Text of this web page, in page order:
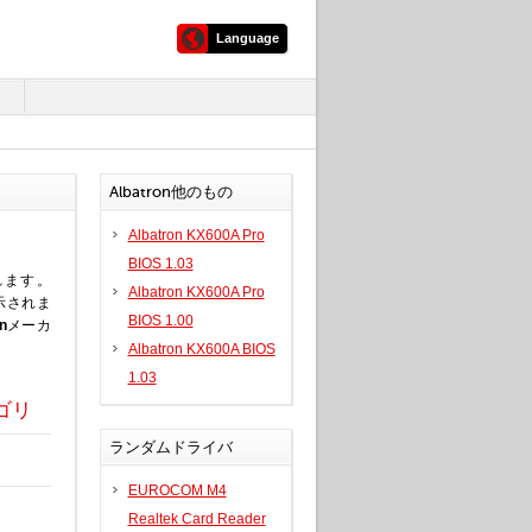
Language
す。
されま
メーカ
リ
Albatron他のもの
Albatron KX600A Pro
BIOS 1.03
Albatron KX600A Pro
BIOS 1.00
Albatron KX600A BIOS
1.03
ランダムドライバ
EUROCOM M4
Realtek Card Reader